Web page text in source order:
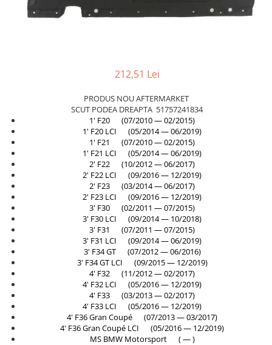
Capac bara
Deflector aer
Elemente caroserie
Inchidere aripa
Oglindă
Overfender aripa
Panou acoperire trigger
Plafon
Praguri
Rama radiator
Scut motor
Spălător far
Suport aripa
TAMPON
212,51 Lei
PRODUS NOU AFTERMARKET
SCUT PODEA DREAPTA 51757241834
1' F20 (07/2010 — 02/2015)
1' F20 LCI (05/2014 — 06/2019)
1' F21 (07/2010 — 02/2015)
1' F21 LCI (05/2014 — 06/2019)
2' F22 (10/2012 — 06/2017)
2' F22 LCI (09/2016 — 12/2019)
2' F23 (03/2014 — 06/2017)
2' F23 LCI (09/2016 — 12/2019)
3' F30 (02/2011 — 07/2015)
3' F30 LCI (09/2014 — 10/2018)
3' F31 (07/2011 — 07/2015)
3' F31 LCI (09/2014 — 06/2019)
3' F34 GT (07/2012 — 06/2016)
3' F34 GT LCI (09/2015 — 12/2019)
4' F32 (11/2012 — 02/2017)
4' F32 LCI (05/2016 — 12/2019)
4' F33 (03/2013 — 02/2017)
4' F33 LCI (05/2016 — 12/2019)
4' F36 Gran Coupé (07/2013 — 03/2017)
4' F36 Gran Coupé LCI (05/2016 — 12/2019)
MS BMW Motorsport ( — )